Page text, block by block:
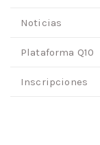
Noticias
Plataforma Q10
Inscripciones